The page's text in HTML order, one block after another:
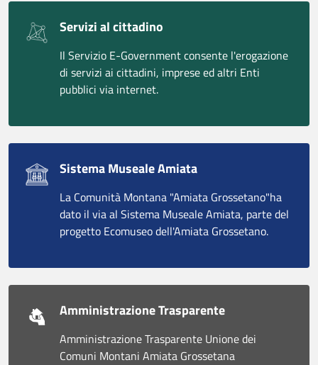
Servizi al cittadino
Il Servizio E-Government consente l'erogazione
di servizi ai cittadini, imprese ed altri Enti
pubblici via internet.
Sistema Museale Amiata
La Comunità Montana "Amiata Grossetano"ha
dato il via al Sistema Museale Amiata, parte del
progetto Ecomuseo dell'Amiata Grossetano.
Amministrazione Trasparente
Amministrazione Trasparente Unione dei
Comuni Montani Amiata Grossetana